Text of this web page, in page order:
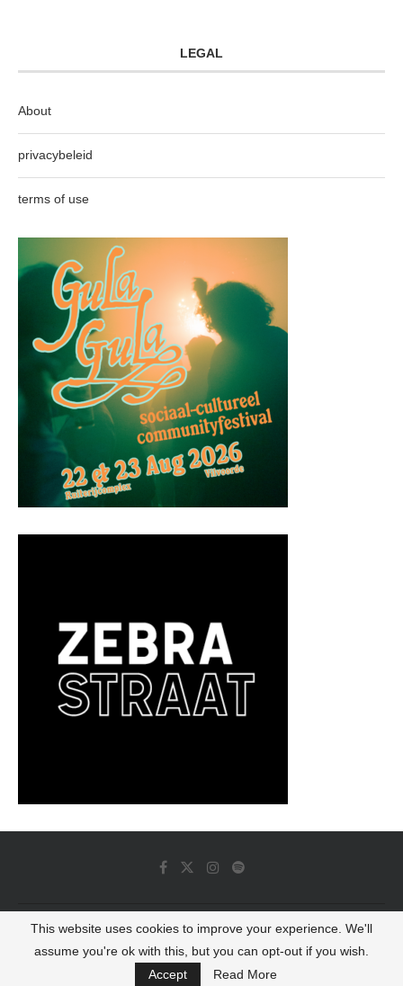
LEGAL
About
privacybeleid
terms of use
© 2022 - Luminous Dash All Rights Reserved
BACK TO TOP
This website uses cookies to improve your experience. We'll
assume you're ok with this, but you can opt-out if you wish.
Accept
Read More